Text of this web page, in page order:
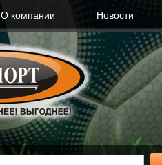
О компании Новости